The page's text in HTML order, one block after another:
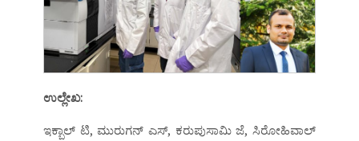
ಉಲ್ಲೇಖ:
ಇಕ್ಬಾಲ್ ಟಿ, ಮುರುಗನ್ ಎಸ್, ಕರುಪುಸಾಮಿ ಜೆ, ಸಿರೋಹಿವಾಲ್